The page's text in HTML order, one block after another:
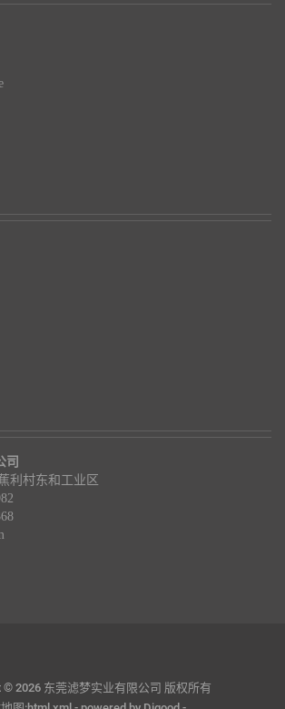
司
利村东和工业区
© 2026 东莞滤梦实业有限公司 版权所有